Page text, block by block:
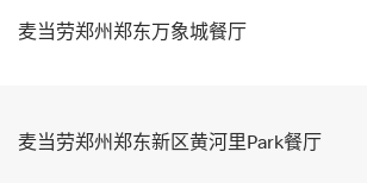
麦当劳郑州郑东万象城餐厅
麦当劳郑州郑东新区黄河里Park餐厅